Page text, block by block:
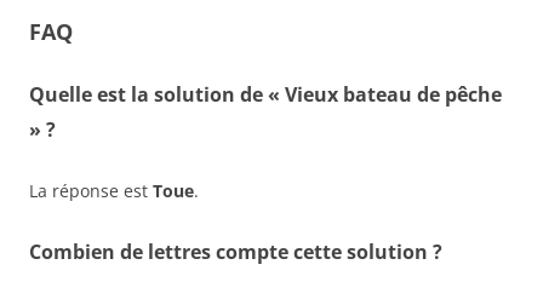
FAQ
Quelle est la solution de « Vieux bateau de pêche
» ?
La réponse est Toue.
Combien de lettres compte cette solution ?